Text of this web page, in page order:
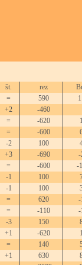
št. rez
= 590
+2
-460
= -620
= -600
-2 100
+3 -690
-
= -600
-
-1 100
-1 100
= 620
-
= -110
-
-3 150
+1 -620
= 140
+1 630